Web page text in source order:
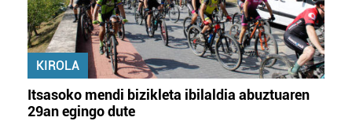
KIROLA
Itsasoko mendi bizikleta ibilaldia abuztuaren
29an egingo dute